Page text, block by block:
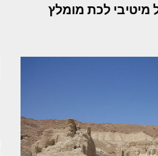
לכת מומלץ